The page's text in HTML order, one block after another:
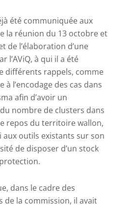
été communiquée aux
la réunion du 13 octobre et
de l’élaboration d’une
l’AViQ, à qui il a été
différents rappels, comme
à l’encodage des cas dans
afin d’avoir un
nombre de clusters dans
repos du territoire wallon,
aux outils existants sur son
de disposer d’un stock
dans le cadre des
de la commission, il avait